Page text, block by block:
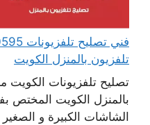
تلفزيون بالمنزل الكويت
تصليح تلفزيونات
بالمنزل الكويت المختص
الشاشات الكبيرة و